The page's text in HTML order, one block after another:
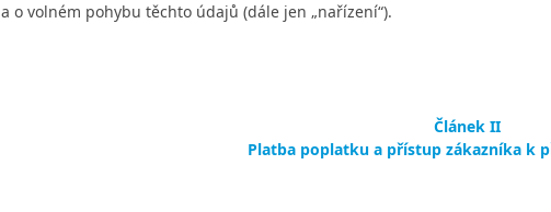
a o volném pohybu těchto údajů (dále jen „nařízení“).
Článek II
Platba poplatku a přístup zákazníka k